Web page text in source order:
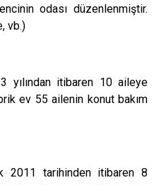
odası düzenlenmiştir.
vb.)
yılından itibaren 10 aileye
ev 55 ailenin konut bakım
2011 tarihinden itibaren 8